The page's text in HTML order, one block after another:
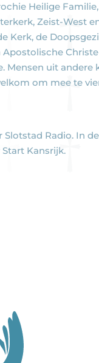
Heilige
Zeist-West
Kerk, de
Apostolische
Mensen uit andere
om mee te
Radio. In
Start Kansrijk.